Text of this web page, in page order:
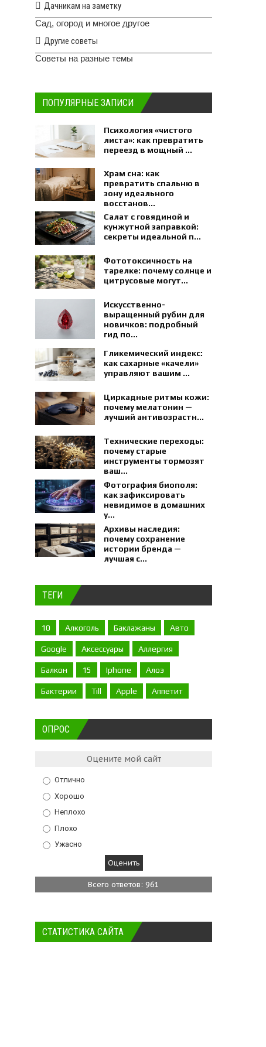
Дачникам на заметку
Сад, огород и многое другое
Другие советы
Советы на разные темы
ПОПУЛЯРНЫЕ ЗАПИСИ
Психология «чистого
листа»: как превратить
переезд в мощный ...
Храм сна: как
превратить спальню в
зону идеального
восстанов...
Салат с говядиной и
кунжутной заправкой:
секреты идеальной п...
Фототоксичность на
тарелке: почему солнце и
цитрусовые могут...
Искусственно-
выращенный рубин для
новичков: подробный
гид по...
Гликемический индекс:
как сахарные «качели»
управляют вашим ...
Циркадные ритмы кожи:
почему мелатонин —
лучший антивозрастн...
Технические переходы:
почему старые
инструменты тормозят
ваш...
Фотография биополя:
как зафиксировать
невидимое в домашних
у...
Архивы наследия:
почему сохранение
истории бренда —
лучшая с...
ТЕГИ
10 Алкоголь Баклажаны Авто
Google Аксессуары Аллергия
Балкон 15 Iphone Алоэ
Бактерии Till Apple Аппетит
ОПРОС
Оцените мой сайт
Отлично
Хорошо
Неплохо
Плохо
Ужасно
Всего ответов: 961
СТАТИСТИКА САЙТА